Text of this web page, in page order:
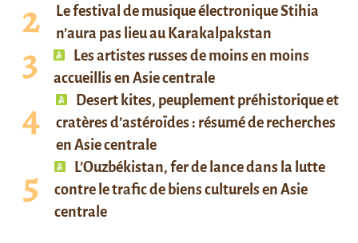
Le festival de musique électronique Stihia
n’aura pas lieu au Karakalpakstan
Les artistes russes de moins en moins
accueillis en Asie centrale
Desert kites, peuplement préhistorique et
cratères d’astéroïdes : résumé de recherches
en Asie centrale
L’Ouzbékistan, fer de lance dans la lutte
contre le trafic de biens culturels en Asie
centrale